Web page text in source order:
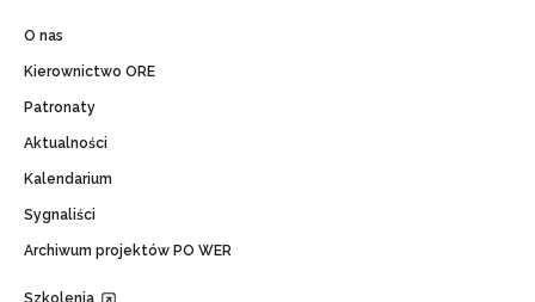
O nas
Kierownictwo ORE
Patronaty
Aktualności
Kalendarium
Sygnaliści
Archiwum projektów PO WER
Szkolenia